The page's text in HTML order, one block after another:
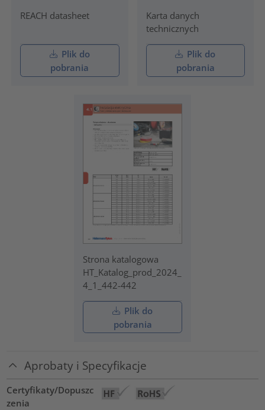
REACH datasheet
Plik do
pobrania
Karta danych
technicznych
Plik do
pobrania
Strona katalogowa
HT_Katalog_prod_2024_
4_1_442-442
Plik do
pobrania
Aprobaty i Specyfikacje
Certyfikaty/Dopuszc
zenia